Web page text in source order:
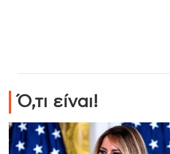
Ό,τι είναι!